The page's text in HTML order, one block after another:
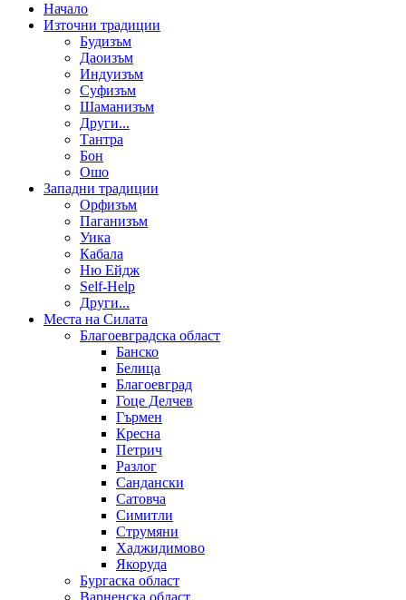
Начало
Източни традиции
Будизъм
Даоизъм
Индуизъм
Суфизъм
Шаманизъм
Други...
Тантра
Бон
Ошо
Западни традиции
Орфизъм
Паганизъм
Уика
Кабала
Ню Ейдж
Self-Help
Други...
Места на Силата
Благоевградска област
Банско
Белица
Благоевград
Гоце Делчев
Гърмен
Кресна
Петрич
Разлог
Сандански
Сатовча
Симитли
Струмяни
Хаджидимово
Якоруда
Бургаска област
Варненска област